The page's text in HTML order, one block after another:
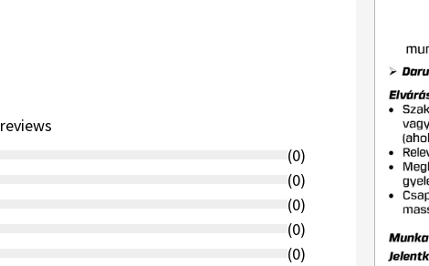
reviews
(0)
(0)
(0)
(0)
(0)